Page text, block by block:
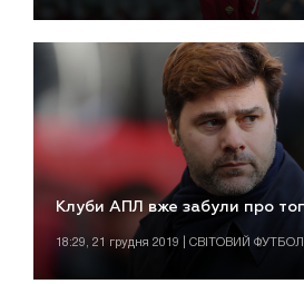
Клуби АПЛ вже забули про
18:29, 21 грудня 2019 | СВІТОВИЙ ФУТБОЛ